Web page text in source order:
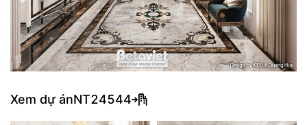
Xem dự ánNT24544